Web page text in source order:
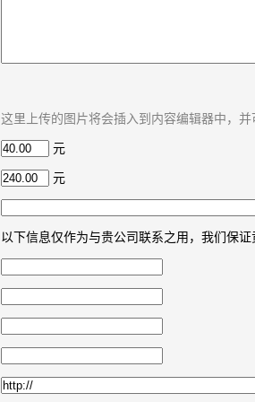
这里上传的图片将会插入到内容编辑器中，
元
元
以下信息仅作为与贵公司联系之用，我们保证